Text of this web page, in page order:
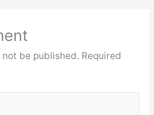
be published. Required